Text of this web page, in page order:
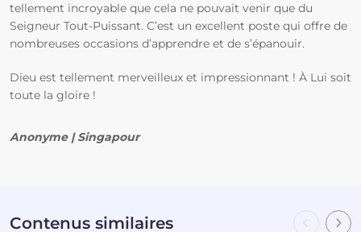
tellement incroyable que cela ne pouvait venir que du
Seigneur Tout-Puissant. C’est un excellent poste qui offre de
nombreuses occasions d’apprendre et de s’épanouir.
Dieu est tellement merveilleux et impressionnant ! À Lui soit
toute la gloire !
Anonyme | Singapour
Contenus similaires